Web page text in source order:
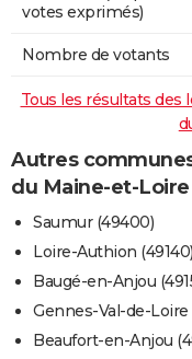
votes exprimés)
Nombre de votants
Tous les résultats des
Autres
du Maine-et-Loire
Saumur (49400)
Loire-Authion (49140)
Baugé-en-Anjou
Gennes-Val-de-Loire
Beaufort-en-Anjou